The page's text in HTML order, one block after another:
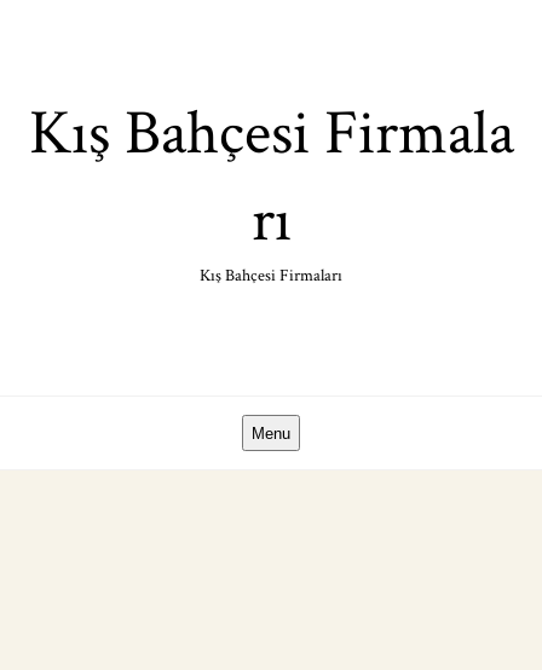
Kış Bahçesi Firmala
rı
Kış Bahçesi Firmaları
Menu